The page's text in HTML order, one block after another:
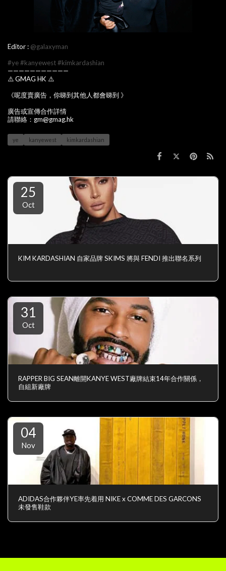
Editor : @galaxyman
#ye#kanyewest#kimkardashian
———————————
⚠️ GMAG HK ⚠️
《呢度賣廣告，你睇到其他人都會睇到 》
廣告或宣傳合作詳情
請聯絡：gm@gmag.hk
ye kanyewest kimkardashian
25
Oct
KIM KARDASHIAN 自家品牌 SKIMS 將與 FENDI 推出聯名系列
31
Oct
RAPPER BIG SEAN離開KANYE WEST廠牌結束14年合作關係，
自組新廠牌
04
Nov
ADIDAS合作夥伴YE率先着用 NIKE x COMME DES GARCONS
未發售鞋款